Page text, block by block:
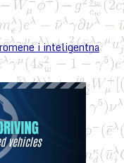
i inteligentna